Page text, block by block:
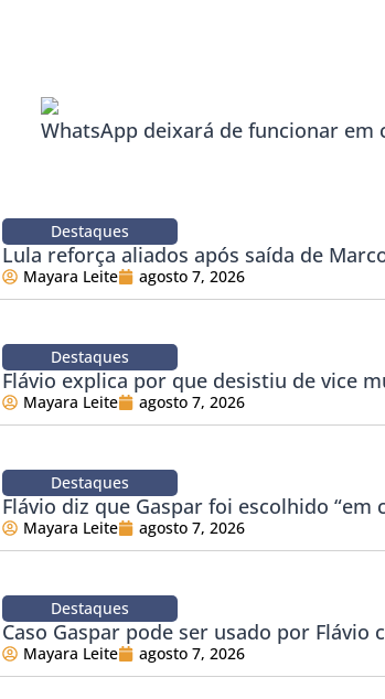
WhatsApp deixará de funcionar
Destaques
Lula reforça aliados após saída de
Mayara Leite agosto 7, 2026
Destaques
Flávio explica por que desistiu de vice
Mayara Leite agosto 7, 2026
Destaques
Flávio diz que Gaspar foi escolhido “em
Mayara Leite agosto 7, 2026
Destaques
Caso Gaspar pode ser usado por Flávio
Mayara Leite agosto 7, 2026